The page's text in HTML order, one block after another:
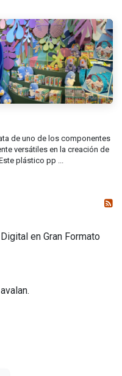
de uno de los componentes
versátiles en la creación de
plástico pp ...
en Gran Formato